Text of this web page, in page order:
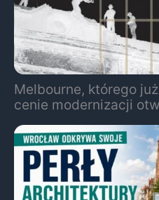
Melbourne, którego
cenie modernizacji